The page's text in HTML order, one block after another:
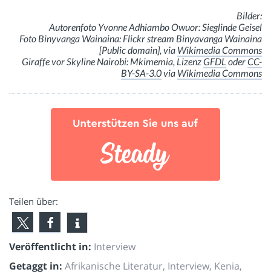
Bilder:
Autorenfoto Yvonne Adhiambo Owuor: Sieglinde Geisel
Foto Binyvanga Wainaina: Flickr stream Binyavanga Wainaina
[Public domain], via Wikimedia Commons
Giraffe vor Skyline Nairobi: Mkimemia, LizenzGFDL oderCC-
BY-SA-3.0via Wikimedia Commons
Teilen über:
Veröffentlicht in: Interview
Getaggt in: Afrikanische Literatur, Interview, Kenia,